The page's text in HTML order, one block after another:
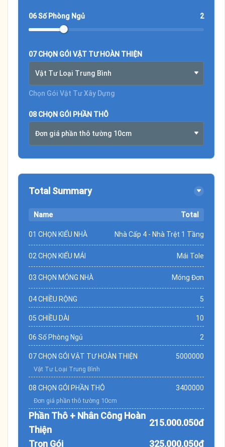
06 Số Phòng Ngủ 2
07 CHỌN GÓI VẬT TƯ HOÀN THIỆN
Vật Tư Loại Trung Bình
Chọn Gói Vật Tư Xây Dựng
08 CHỌN GÓI PHẦN THÔ
Đơn giá phần thô tường 10cm
Total Summary
Name Total
01 CHỌN KIỂU NHÀ Nhà Cấp 4 - Nhà Trệt 1 Tầng
02 CHỌN KIỂU MÁI Mái Tole
03 CHỌN MÓNG NHÀ Móng Đơn
04 CHIỀU RỘNG 5
05 CHIỀU DÀI 10
06 Số Phòng Ngủ 2
07 CHỌN GÓI VẬT TƯ HOÀN THIỆN
Vật Tư Loại Trung Bình
5000000
08 CHỌN GÓI PHẦN THÔ
Đơn giá phần thô tường 10cm
3400000
Phần Thô + Nhân Công Hoàn
Thiện
215.000.050đ
Trọn Gói
325.000.050đ